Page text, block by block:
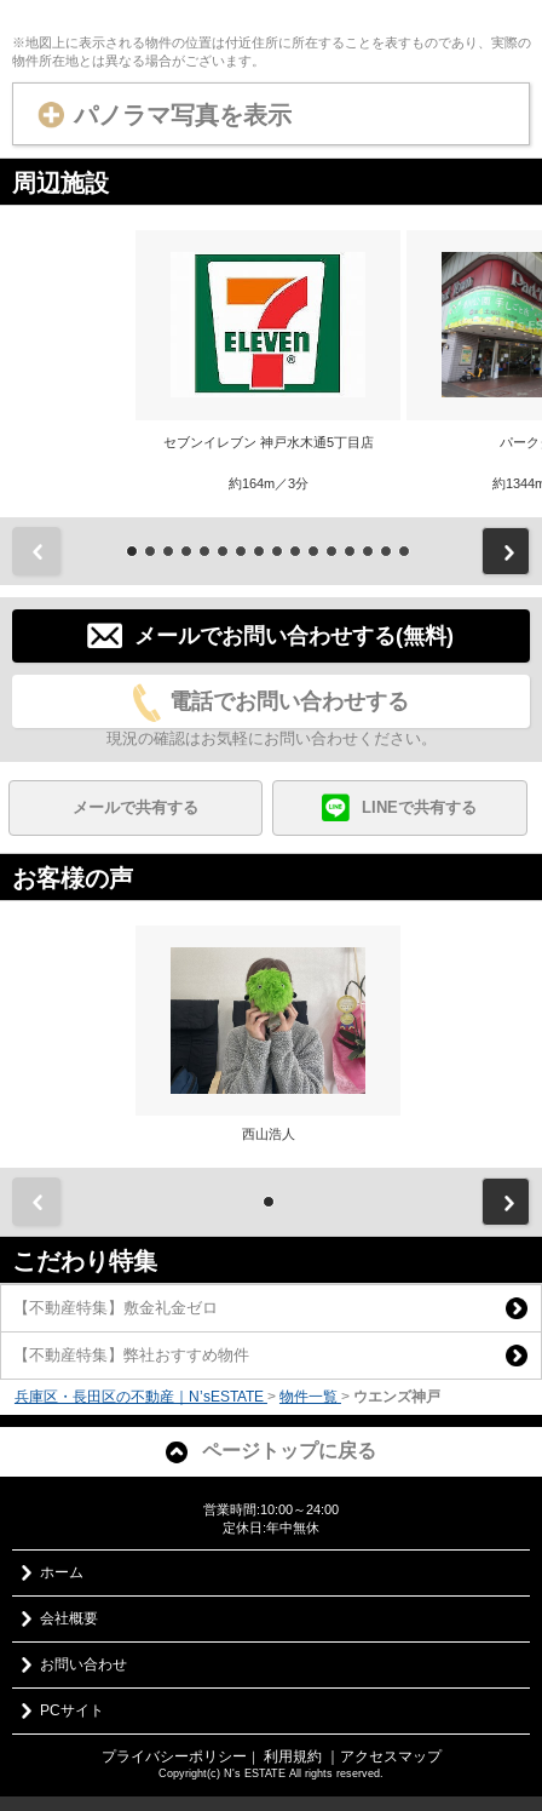
※地図上に表示される物件の位置は付近住所に所在することを表すものであり、実際の
物件所在地とは異なる場合がございます。
パノラマ写真を表示
周辺施設
セブンイレブン 神戸水木通5丁目店
約164m／3分
パー
約
メールでお問い合わせする(無料)
電話でお問い合わせする
現況の確認はお気軽にお問い合わせください。
メールで共有する LINEで共有する
お客様の声
西山浩人
こだわり特集
【不動産特集】敷金礼金ゼロ
【不動産特集】弊社おすすめ物件
兵庫区・長田区の不動産｜N’sESTATE > 物件一覧 > ウエンズ神戸
ページトップに戻る
営業時間:10:00～24:00
定休日:年中無休
ホーム
会社概要
お問い合わせ
PCサイト
プライバシーポリシー 利用規約 ｜アクセスマップ
Copyright(c) N's ESTATE All rights reserved.